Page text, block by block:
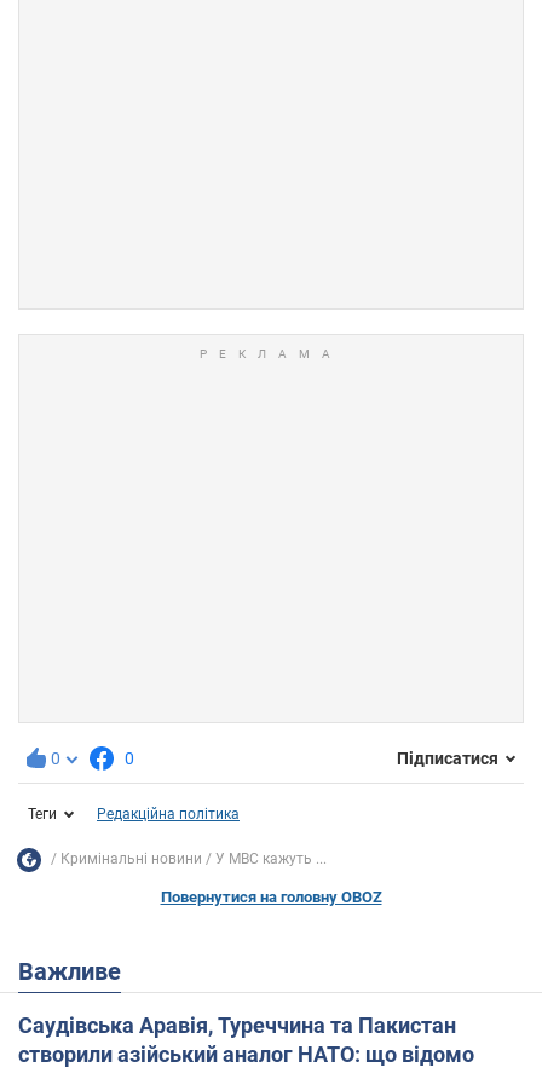
0 0 Підписатися
Теги Редакційна політика
Кримінальні новини У МВС кажуть ...
Повернутися на головну OBOZ
Важливе
Саудівська Аравія, Туреччина та Пакистан
створили азійський аналог НАТО: що відомо